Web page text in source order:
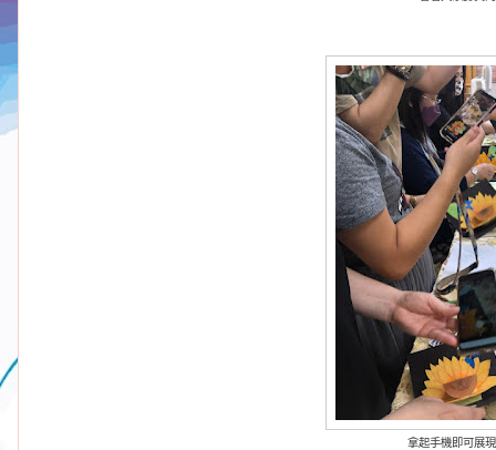
拿起手機即可展